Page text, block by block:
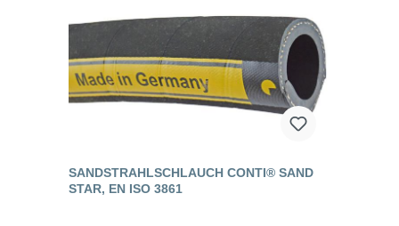
SANDSTRAHLSCHLAUCH CONTI® SAND
STAR, EN ISO 3861